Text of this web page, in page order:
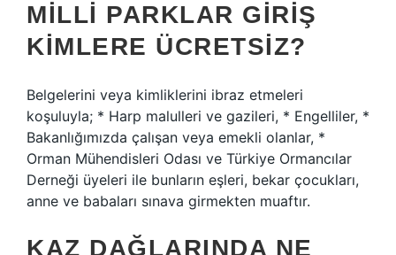
MILLI PARKLAR GIRIŞ
KIMLERE ÜCRETSIZ?
Belgelerini veya kimliklerini ibraz etmeleri
koşuluyla; * Harp malulleri ve gazileri, * Engelliler, *
Bakanlığımızda çalışan veya emekli olanlar, *
Orman Mühendisleri Odası ve Türkiye Ormancılar
Derneği üyeleri ile bunların eşleri, bekar çocukları,
anne ve babaları sınava girmekten muaftır.
KAZ DAĞLARINDA NE